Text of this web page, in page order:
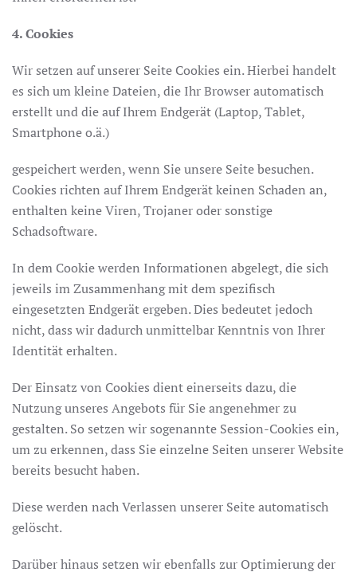
4. Cookies
Wir setzen auf unserer Seite Cookies ein. Hierbei handelt
es sich um kleine Dateien, die Ihr Browser automatisch
erstellt und die auf Ihrem Endgerät (Laptop, Tablet,
Smartphone o.ä.)
gespeichert werden, wenn Sie unsere Seite besuchen.
Cookies richten auf Ihrem Endgerät keinen Schaden an,
enthalten keine Viren, Trojaner oder sonstige
Schadsoftware.
In dem Cookie werden Informationen abgelegt, die sich
jeweils im Zusammenhang mit dem spezifisch
eingesetzten Endgerät ergeben. Dies bedeutet jedoch
nicht, dass wir dadurch unmittelbar Kenntnis von Ihrer
Identität erhalten.
Der Einsatz von Cookies dient einerseits dazu, die
Nutzung unseres Angebots für Sie angenehmer zu
gestalten. So setzen wir sogenannte Session-Cookies ein,
um zu erkennen, dass Sie einzelne Seiten unserer Website
bereits besucht haben.
Diese werden nach Verlassen unserer Seite automatisch
gelöscht.
Darüber hinaus setzen wir ebenfalls zur Optimierung der